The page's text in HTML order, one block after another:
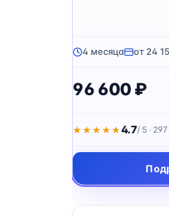
4 месяца от 24
96 600 ₽
★★★★★
★★★★★ 4.7/ 5 ·